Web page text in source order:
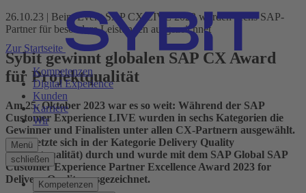
Zur Startseite
Kompetenzen
Digital Experience
Kunden
Karriere
Wir
Menü
schließen
Kompetenzen
26.10.23 | Beim Event SAP CX LIVE 2023 wurden sechs SAP-
Partner für besondere Leistungen ausgezeichnet
Sybit gewinnt globalen SAP CX Award
für Projektqualität
Am 25. Oktober 2023 war es so weit: Während der SAP
Customer Experience LIVE wurden in sechs Kategorien die
Gewinner und Finalisten unter allen CX-Partnern ausgewählt.
Sybit setzte sich in der Kategorie Delivery Quality
(Projektqualität) durch und wurde mit dem SAP Global SAP
Customer Experience Partner Excellence Award 2023 for
Delivery Quality ausgezeichnet.